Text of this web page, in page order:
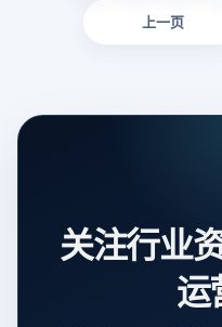
上一页
关注行业
运